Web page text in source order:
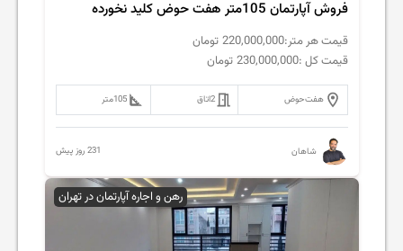
فروش آپارتمان 105متر هفت حوض کلید نخورده
قیمت هر متر:220,000,000 تومان
قیمت کل :230,000,000 تومان
هفت‌حوض 2اتاق 105متر
شاهان 231 روز پیش
رهن و اجاره آپارتمان در تهران